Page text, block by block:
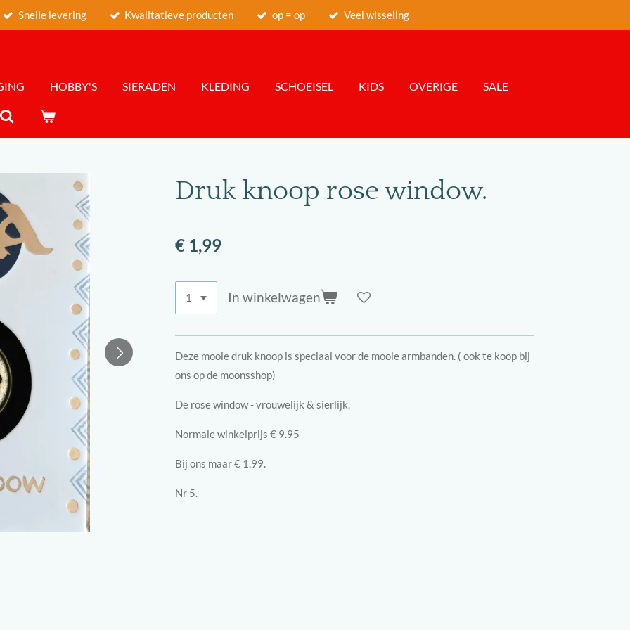
Snelle levering Kwalitatieve producten op = op Veel wisseling
HOBBY'S SIERADEN KLEDING SCHOEISEL KIDS OVERIGE SALE
Druk knoop rose window.
€ 1,99
In winkelwagen
Deze mooie druk knoop is speciaal voor de mooie armbanden. ( ook te koop bij
ons op de moonsshop)
De rose window - vrouwelijk & sierlijk.
Normale winkelprijs € 9.95
Bij ons maar € 1.99.
Nr 5.